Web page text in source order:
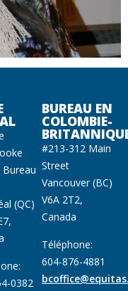
(QC)
0382
BUREAU EN
COLOMBIE-
#213-312 Main
Street
Vancouver (BC)
V6A 2T2,
Canada
Téléphone:
604-876-4881